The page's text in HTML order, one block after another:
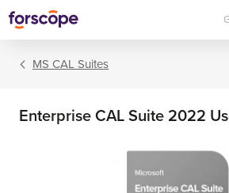
MS CAL Suites
Enterprise CAL Suite 2022